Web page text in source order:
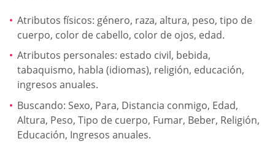
Atributos físicos: género, raza, altura, peso, tipo de
cuerpo, color de cabello, color de ojos, edad.
Atributos personales: estado civil, bebida,
tabaquismo, habla (idiomas), religión, educación,
ingresos anuales.
Buscando: Sexo, Para, Distancia conmigo, Edad,
Altura, Peso, Tipo de cuerpo, Fumar, Beber, Religión,
Educación, Ingresos anuales.